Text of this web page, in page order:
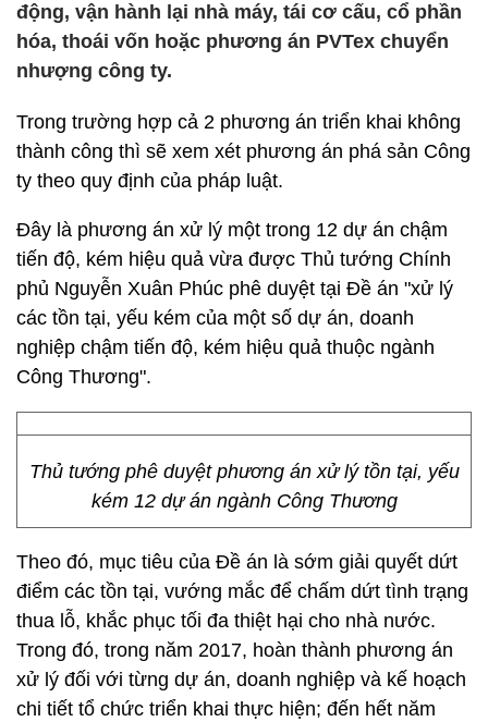
động, vận hành lại nhà máy, tái cơ cấu, cổ phần
hóa, thoái vốn hoặc phương án PVTex chuyển
nhượng công ty.
Trong trường hợp cả 2 phương án triển khai không
thành công thì sẽ xem xét phương án phá sản Công
ty theo quy định của pháp luật.
Đây là phương án xử lý một trong 12 dự án chậm
tiến độ, kém hiệu quả vừa được Thủ tướng Chính
phủ Nguyễn Xuân Phúc phê duyệt tại Đề án "xử lý
các tồn tại, yếu kém của một số dự án, doanh
nghiệp chậm tiến độ, kém hiệu quả thuộc ngành
Công Thương".
Thủ tướng phê duyệt phương án xử lý tồn tại, yếu
kém 12 dự án ngành Công Thương
Theo đó, mục tiêu của Đề án là sớm giải quyết dứt
điểm các tồn tại, vướng mắc để chấm dứt tình trạng
thua lỗ, khắc phục tối đa thiệt hại cho nhà nước.
Trong đó, trong năm 2017, hoàn thành phương án
xử lý đối với từng dự án, doanh nghiệp và kế hoạch
chi tiết tổ chức triển khai thực hiện; đến hết năm